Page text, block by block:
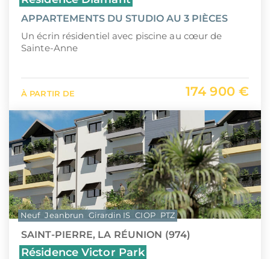
APPARTEMENTS DU STUDIO AU 3 PIÈCES
Un écrin résidentiel avec piscine au cœur de
Sainte-Anne
À PARTIR DE 174 900 €
SAINT-PIERRE, LA RÉUNION (974)
Résidence Victor Park
Neuf Jeanbrun Girardin IS CIOP PTZ